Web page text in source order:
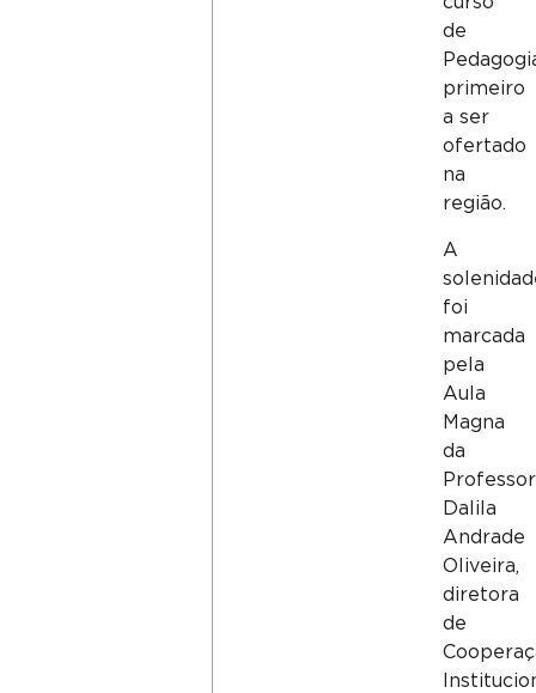
de
primeiro
a ser
ofertado
na
região.
A
foi
marcada
pela
Aula
Magna
da
Dalila
Andrade
Oliveira,
diretora
de